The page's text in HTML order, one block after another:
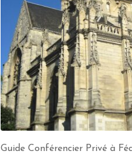
Guide Conférencier Privé à